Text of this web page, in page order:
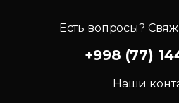
Есть вопросы?
+998 (77)
Наши